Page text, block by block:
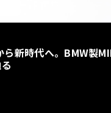
ら新時代へ。BMW製